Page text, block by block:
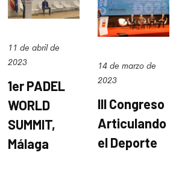
11 de abril de
2023
1er PADEL
WORLD
SUMMIT,
Málaga
14 de marzo de
2023
lll Congreso
Articulando
el Deporte